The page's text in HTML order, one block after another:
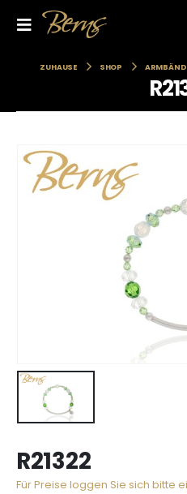
ZUHAUSE SHOP
R21322
Für Preise loggen Sie sich bitte